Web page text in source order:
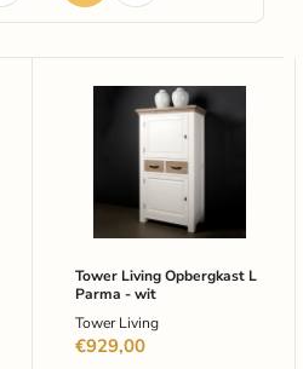
Tower
Opbergkast
wit
Tower Living Opbergkast L
Parma - wit
Tower Living
€929,00